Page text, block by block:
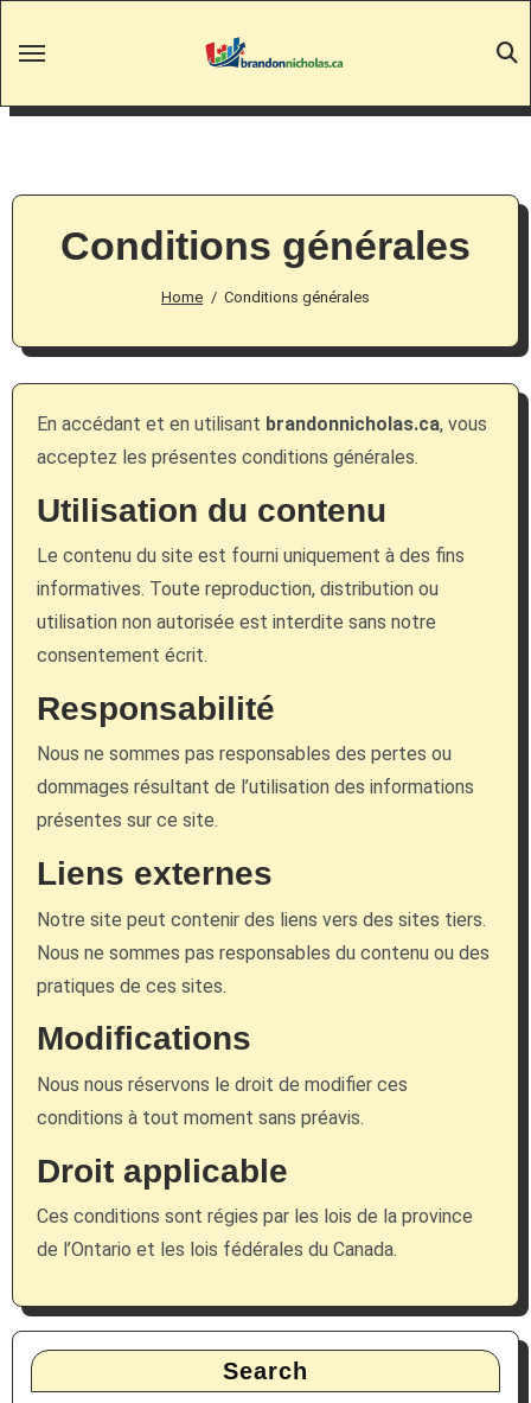
Conditions générales
Home Conditions générales
En accédant et en utilisant brandonnicholas.ca, vous
acceptez les présentes conditions générales.
Utilisation du contenu
Le contenu du site est fourni uniquement à des fins
informatives. Toute reproduction, distribution ou
utilisation non autorisée est interdite sans notre
consentement écrit.
Responsabilité
Nous ne sommes pas responsables des pertes ou
dommages résultant de l’utilisation des informations
présentes sur ce site.
Liens externes
Notre site peut contenir des liens vers des sites tiers.
Nous ne sommes pas responsables du contenu ou des
pratiques de ces sites.
Modifications
Nous nous réservons le droit de modifier ces
conditions à tout moment sans préavis.
Droit applicable
Ces conditions sont régies par les lois de la province
de l’Ontario et les lois fédérales du Canada.
Search